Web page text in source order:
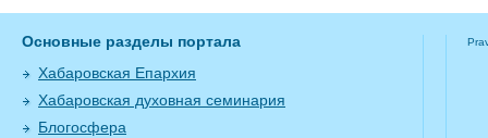
Основные разделы портала
Хабаровская Епархия
Хабаровская духовная семинария
Блогосфера